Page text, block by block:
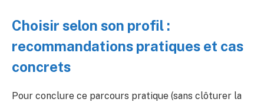
Choisir selon son profil :
recommandations pratiques et cas
concrets
Pour conclure ce parcours pratique (sans clôturer la